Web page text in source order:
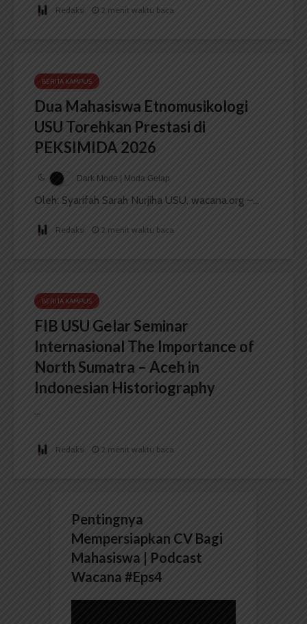
Redaksi 2 menit waktu baca
BERITA KAMPUS
Dua Mahasiswa Etnomusikologi
USU Torehkan Prestasi di
PEKSIMIDA 2026
Dark Mode | Moda Gelap
Oleh: Syarifah Sarah Nurjiha USU, wacana.org –...
Redaksi 2 menit waktu baca
BERITA KAMPUS
FIB USU Gelar Seminar
Internasional The Importance of
North Sumatra – Aceh in
Indonesian Historiography
...
Redaksi 2 menit waktu baca
Pentingnya
Mempersiapkan CV Bagi
Mahasiswa | Podcast
Wacana #Eps4